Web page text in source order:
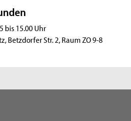
bis 15.00 Uhr
Betzdorfer Str. 2, Raum ZO 9-8